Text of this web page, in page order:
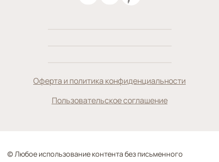
Оферта и политика конфиденциальности
Пользовательское соглашение
© Любое использование контента без письменного